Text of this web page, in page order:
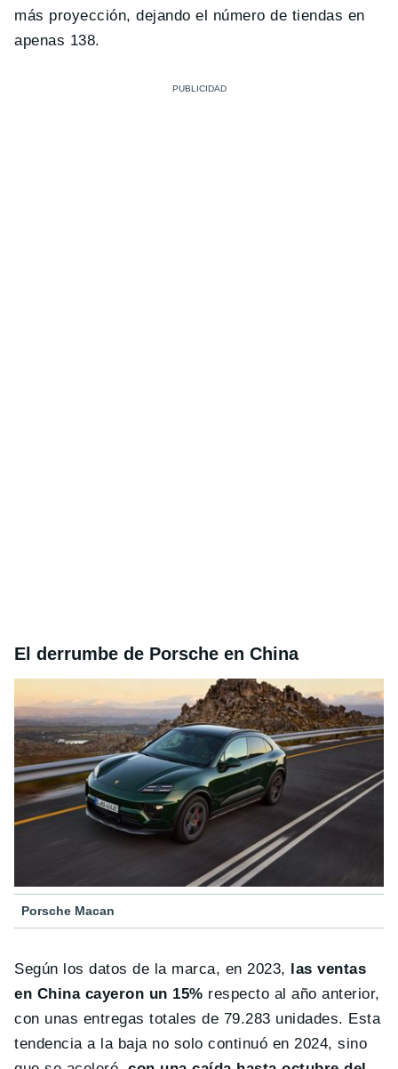
más proyección, dejando el número de tiendas en
apenas 138.
El derrumbe de Porsche en China
Porsche Macan
Según los datos de la marca, en 2023, las ventas
en China cayeron un 15% respecto al año anterior,
con unas entregas totales de 79.283 unidades. Esta
tendencia a la baja no solo continuó en 2024, sino